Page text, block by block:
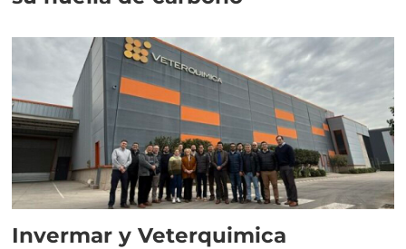
Invermar y Veterquimica